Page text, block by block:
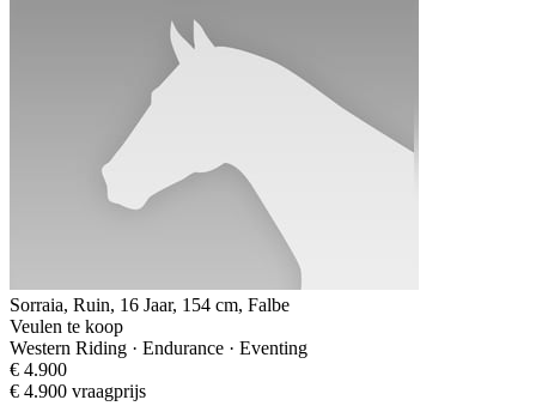
Sorraia, Ruin, 16 Jaar, 154 cm, Falbe
Veulen te koop
Western Riding · Endurance · Eventing
€ 4.900
€ 4.900 vraagprijs